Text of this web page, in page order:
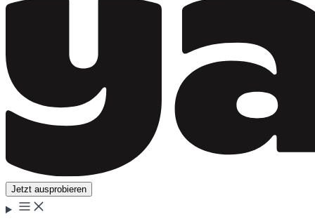
Jetzt ausprobieren